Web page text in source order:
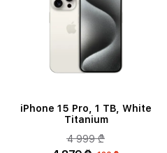
iPhone 15 Pro, 1 TB, White
Titanium
4 999 ₾